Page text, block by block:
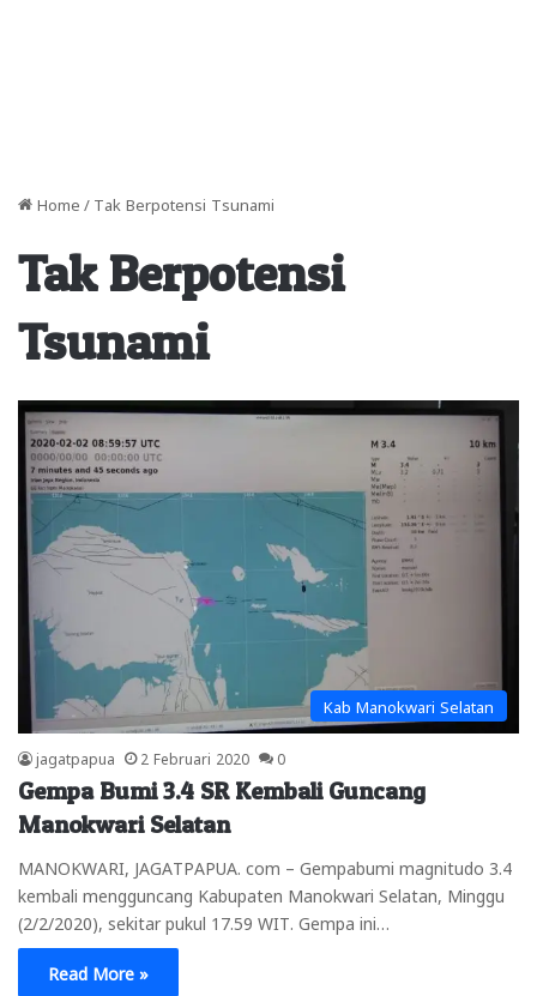
Home / Tak Berpotensi Tsunami
Tak Berpotensi
Tsunami
Kab Manokwari Selatan
jagatpapua 2 Februari 2020 0
Gempa Bumi 3.4 SR Kembali Guncang
Manokwari Selatan
MANOKWARI, JAGATPAPUA. com – Gempabumi magnitudo 3.4
kembali mengguncang Kabupaten Manokwari Selatan, Minggu
(2/2/2020), sekitar pukul 17.59 WIT. Gempa ini…
Read More »